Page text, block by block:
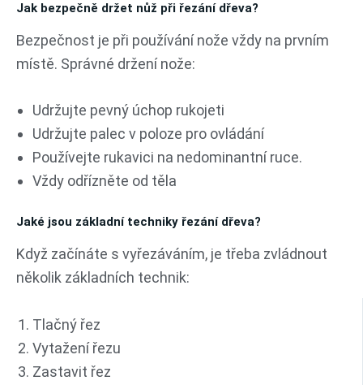
Jak bezpečně držet nůž při řezání dřeva?
Bezpečnost je při používání nože vždy na prvním
místě. Správné držení nože:
Udržujte pevný úchop rukojeti
Udržujte palec v poloze pro ovládání
Používejte rukavici na nedominantní ruce.
Vždy odřízněte od těla
Jaké jsou základní techniky řezání dřeva?
Když začínáte s vyřezáváním, je třeba zvládnout
několik základních technik:
Tlačný řez
Vytažení řezu
Zastavit řez